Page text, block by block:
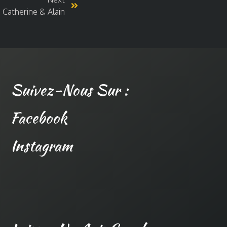
Catherine & Alain
Suivez-Nous Sur :
Facebook
Instagram